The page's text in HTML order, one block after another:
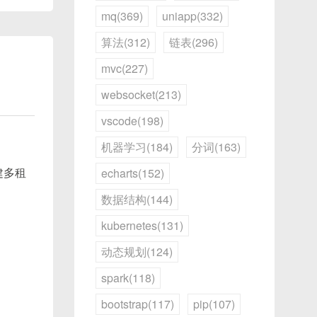
优先
24
租
mq(369)
uniapp(332)
算法(312)
链表(296)
mvc(227)
websocket(213)
vscode(198)
机器学习(184)
分词(163)
echarts(152)
数据结构(144)
kubernetes(131)
动态规划(124)
spark(118)
bootstrap(117)
pip(107)